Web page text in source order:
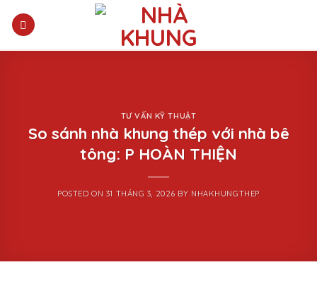
TƯ VẤN KỸ THUẬT
So sánh nhà khung thép với nhà bê
tông: P HOÀN THIỆN
POSTED ON 31 THÁNG 3, 2026 BY NHAKHUNGTHEP